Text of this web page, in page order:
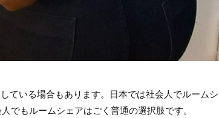
ている場合もあります。日本では社会人でルーム
でもルームシェアはごく普通の選択肢です。